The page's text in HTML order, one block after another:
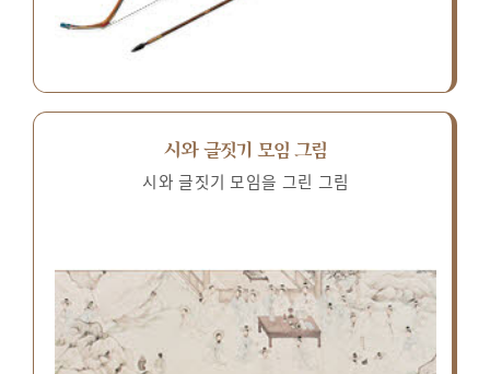
시와 글짓기 모임 그림
시와 글짓기 모임을 그린 그림